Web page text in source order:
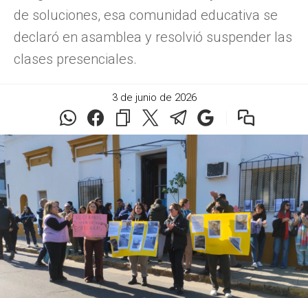
de soluciones, esa comunidad educativa se
declaró en asamblea y resolvió suspender las
clases presenciales.
3 de junio de 2026